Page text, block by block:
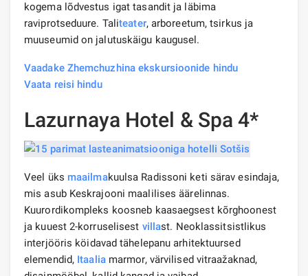
kogema lõdvestus igat tasandit ja läbima
raviprotseduure. Taliteater, arboreetum, tsirkus ja
muuseumid on jalutuskäigu kaugusel.
Vaadake Zhemchuzhina ekskursioonide hindu
Vaata reisi hindu
Lazurnaya Hotel & Spa 4*
Veel üks maailmakuulsa Radissoni keti särav esindaja,
mis asub Keskrajooni maalilises äärelinnas.
Kuurordikompleks koosneb kaasaegsest kõrghoonest
ja kuuest 2-korruselisest villast. Neoklassitsistlikus
interjööris köidavad tähelepanu arhitektuursed
elemendid, Itaaliamarmor, värvilised vitraažaknad,